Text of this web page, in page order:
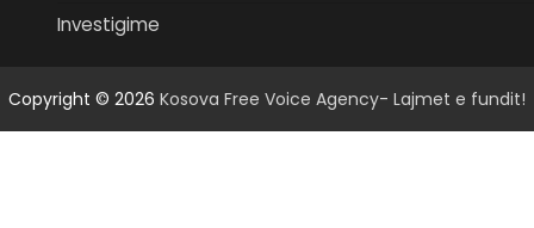
Investigime